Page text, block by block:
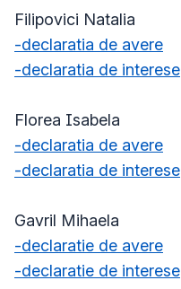
Filipovici Natalia
-declaratia de avere
-declaratia de interese
Florea Isabela
-declaratia de avere
-declaratia de interese
Gavril Mihaela
-declaratie de avere
-declaratie de interese